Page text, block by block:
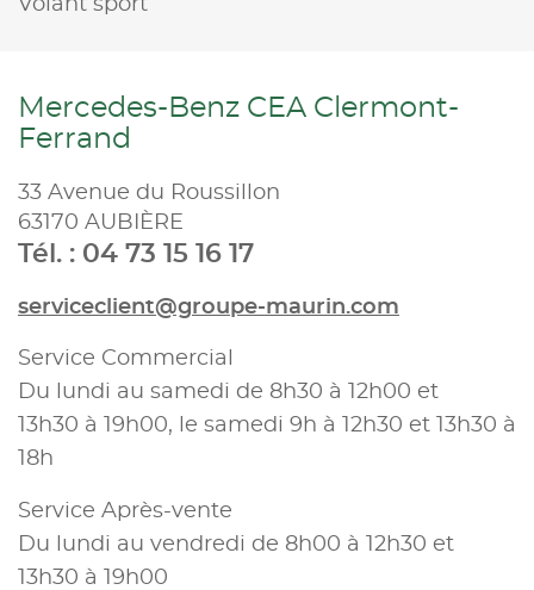
Mercedes-Benz CEA Clermont-
Ferrand
33 Avenue du Roussillon
63170 AUBIÈRE
Tél. : 04 73 15 16 17
serviceclient@groupe-maurin.com
Service Commercial
Du lundi au samedi de 8h30 à 12h00 et
13h30 à 19h00, le samedi 9h à 12h30 et 13h30 à
18h
Service Après-vente
Du lundi au vendredi de 8h00 à 12h30 et
13h30 à 19h00